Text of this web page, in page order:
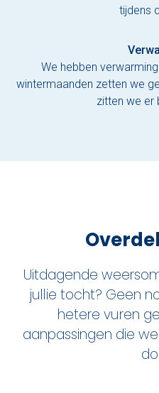
tijdens
We hebben
wintermaanden zetten we
zitten we er
Uitdagende
jullie tocht? Geen
hetere vuren
aanpassingen die